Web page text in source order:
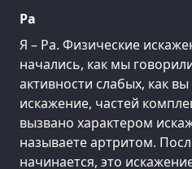
Ра
Я – Ра. Физические
начались, как мы
активности слабых, как
искажение, частей
вызвано характером
называете артритом.
начинается, это